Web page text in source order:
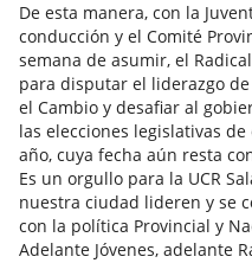
De esta manera, con la
conducción y el Comité
semana de asumir, el
para disputar el liderazgo
el Cambio y desafiar al
las elecciones legislativas de
año, cuya fecha aún resta
Es un orgullo para la UCR
nuestra ciudad lideren y se
con la política Provincial y
Adelante Jóvenes, adelante